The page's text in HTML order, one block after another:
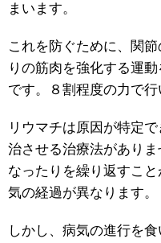
まいます。
これを防ぐために、関
りの筋肉を強化する運
です。８割程度の力で行
リウマチは原因が特定
治させる治療法があり
なったりを繰り返すこ
気の経過が異なります。
しかし、病気の進行を